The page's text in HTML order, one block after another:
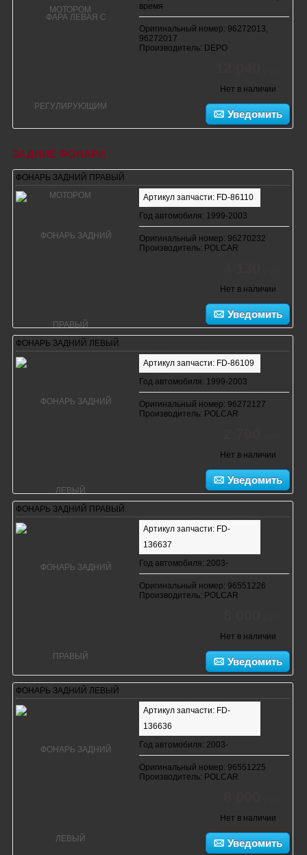
время
Оригинальный номер: 96272013,
96272017
Производитель: DEPO
Нет в наличии
Уведомить
ЗАДНИЕ ФОНАРИ
ФОНАРЬ ЗАДНИЙ ПРАВЫЙ
Артикул запчасти: FD-86110
Год автомобиля: 1999-2003
Оригинальный номер: 96270232
Производитель: POLCAR
Нет в наличии
Уведомить
ФОНАРЬ ЗАДНИЙ ЛЕВЫЙ
Артикул запчасти: FD-86109
Год автомобиля: 1999-2003
Оригинальный номер: 96272127
Производитель: POLCAR
Нет в наличии
Уведомить
ФОНАРЬ ЗАДНИЙ ПРАВЫЙ
Артикул запчасти: FD-
136637
Год автомобиля: 2003-
Оригинальный номер: 96551226
Производитель: POLCAR
Нет в наличии
Уведомить
ФОНАРЬ ЗАДНИЙ ЛЕВЫЙ
Артикул запчасти: FD-
136636
Год автомобиля: 2003-
Оригинальный номер: 96551225
Производитель: POLCAR
Нет в наличии
Уведомить